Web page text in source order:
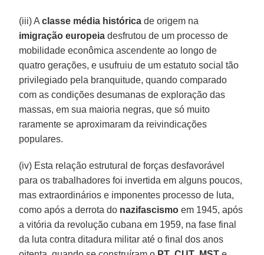
(iii) Aclasse média histórica de origem na
imigração europeia desfrutou de um processo de
mobilidade econômica ascendente ao longo de
quatro gerações, e usufruiu de um estatuto social tão
privilegiado pela branquitude, quando comparado
com as condições desumanas de exploração das
massas, em sua maioria negras, que só muito
raramente se aproximaram da reivindicações
populares.
(iv) Esta relação estrutural de forças desfavorável
para os trabalhadores foi invertida em alguns poucos,
mas extraordinários e imponentes processo de luta,
como após a derrota do nazifascismo em 1945, após
a vitória da revolução cubana em 1959, na fase final
da luta contra ditadura militar até o final dos anos